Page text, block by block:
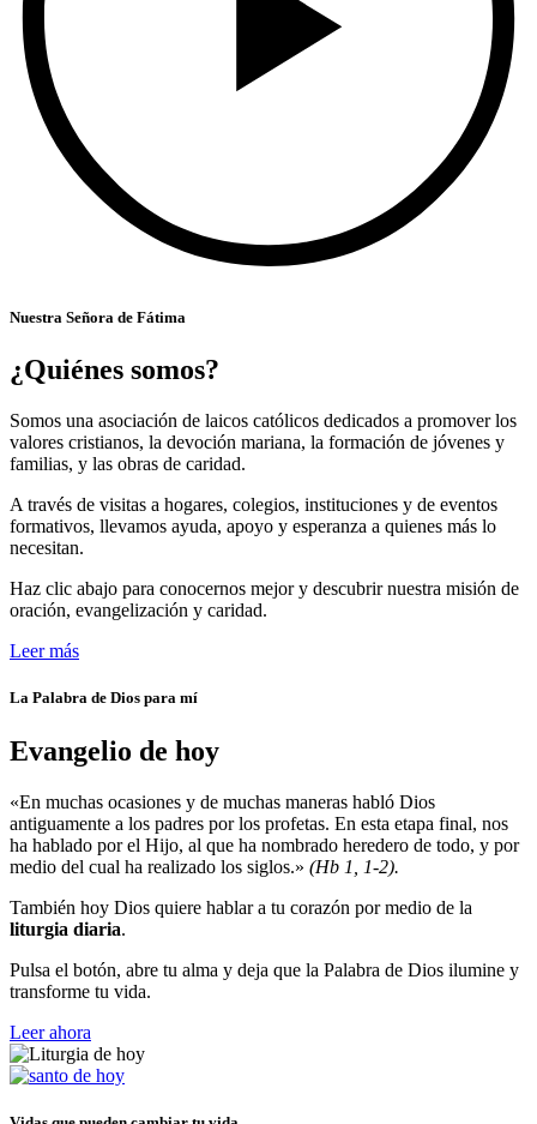
Nuestra Señora de Fátima
¿Quiénes somos?
Somos una asociación de laicos católicos dedicados a promover los
valores cristianos, la devoción mariana, la formación de jóvenes y
familias, y las obras de caridad.
A través de visitas a hogares, colegios, instituciones y de eventos
formativos, llevamos ayuda, apoyo y esperanza a quienes más lo
necesitan.
Haz clic abajo para conocernos mejor y descubrir nuestra misión de
oración, evangelización y caridad.
Leer más
La Palabra de Dios para mí
Evangelio de hoy
«En muchas ocasiones y de muchas maneras habló Dios
antiguamente a los padres por los profetas. En esta etapa final, nos
ha hablado por el Hijo, al que ha nombrado heredero de todo, y por
medio del cual ha realizado los siglos.» (Hb 1, 1-2).
También hoy Dios quiere hablar a tu corazón por medio de la
liturgia diaria.
Pulsa el botón, abre tu alma y deja que la Palabra de Dios ilumine y
transforme tu vida.
Leer ahora